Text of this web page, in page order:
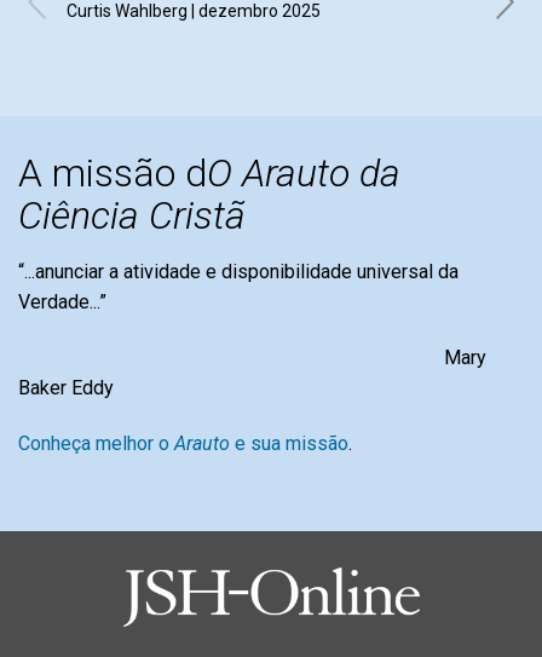
Curtis Wahlberg | dezembro 2025
A missão dO Arauto da
Ciência Cristã
“...anunciar a atividade e disponibilidade universal da
Verdade...”
Mary
Baker Eddy
Conheça melhor o Arauto e sua missão.